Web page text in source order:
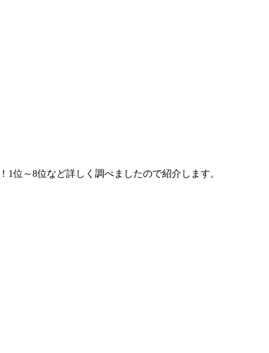
1位～8位など詳しく調べましたので紹介します。